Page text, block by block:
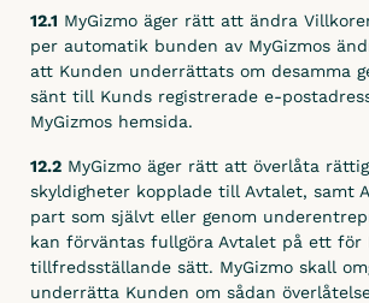
12.1 MyGizmo äger rätt att ändra
per automatik bunden av MyGizmos
att Kunden underrättats om desamma
sänt till Kunds registrerade e-
MyGizmos hemsida.
12.2 MyGizmo äger rätt att överlåta
skyldigheter kopplade till Avtalet, samt
part som självt eller genom
kan förväntas fullgöra Avtalet på ett för
tillfredsställande sätt. MyGizmo skall
underrätta Kunden om sådan